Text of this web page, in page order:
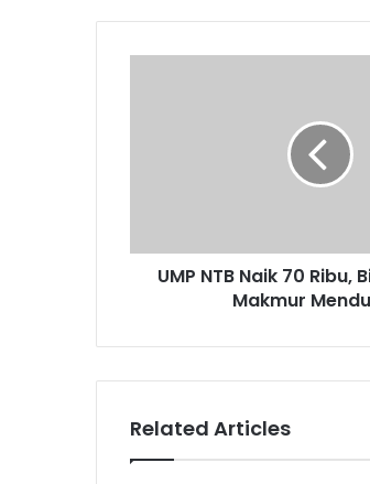
UMP NTB Naik 70 Ribu,
Makmur
Related Articles